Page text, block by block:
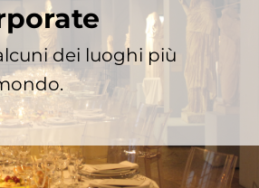
dei luoghi più